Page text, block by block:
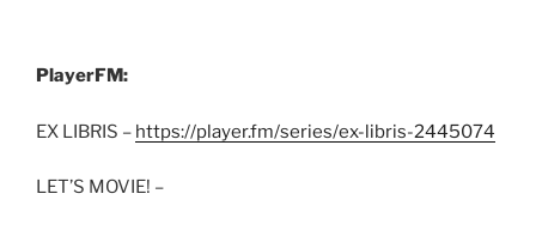
PlayerFM:
EX LIBRIS – https://player.fm/series/ex-libris-2445074
LET’S MOVIE! –